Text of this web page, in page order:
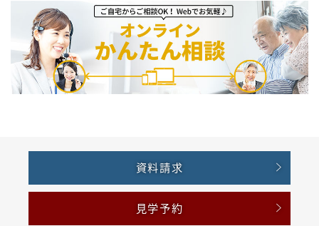
資料請求
見学予約